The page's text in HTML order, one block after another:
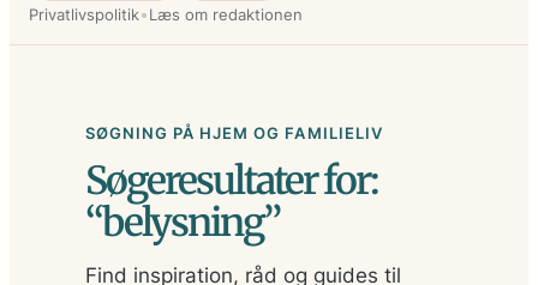
Privatlivspolitik•Læs om redaktionen
SØGNING PÅ HJEM OG FAMILIELIV
Søgeresultater for:
“belysning”
Find inspiration, råd og guides til